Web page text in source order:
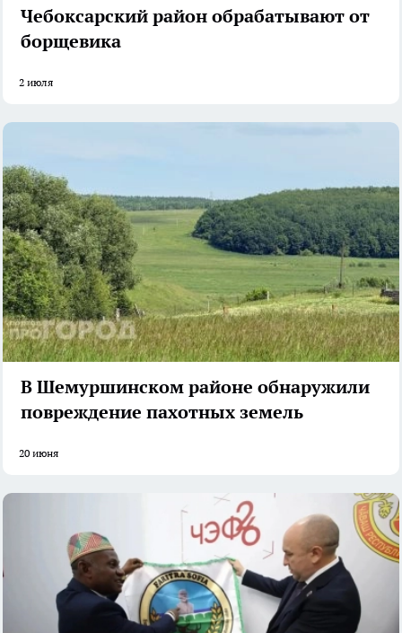
Чебоксарский район обрабатывают от
борщевика
2 июля
В Шемуршинском районе обнаружили
повреждение пахотных земель
20 июня